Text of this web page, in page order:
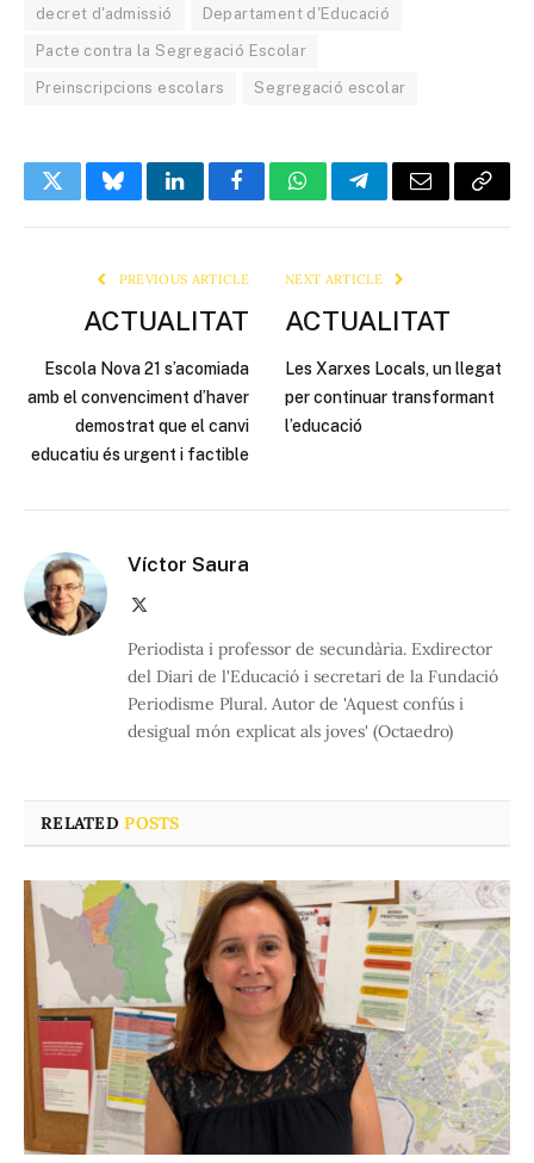
decret d'admissió Departament d'Educació
Pacte contra la Segregació Escolar
Preinscripcions escolars Segregació escolar
TwitterBlueskyLinkedInFacebookWhatsAppTelegramEmail Copy
PREVIOUS ARTICLE
ACTUALITAT
Escola Nova 21 s’acomiada
amb el convenciment d’haver
demostrat que el canvi
educatiu és urgent i factible
NEXT ARTICLE
ACTUALITAT
Les Xarxes Locals, un llegat
per continuar transformant
l’educació
Víctor Saura
Periodista i professor de secundària. Exdirector
del Diari de l'Educació i secretari de la Fundació
Periodisme Plural. Autor de 'Aquest confús i
desigual món explicat als joves' (Octaedro)
RELATEDPOSTS